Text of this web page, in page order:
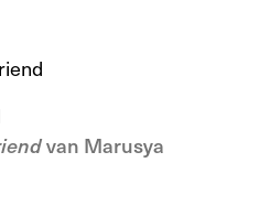
van Marusya